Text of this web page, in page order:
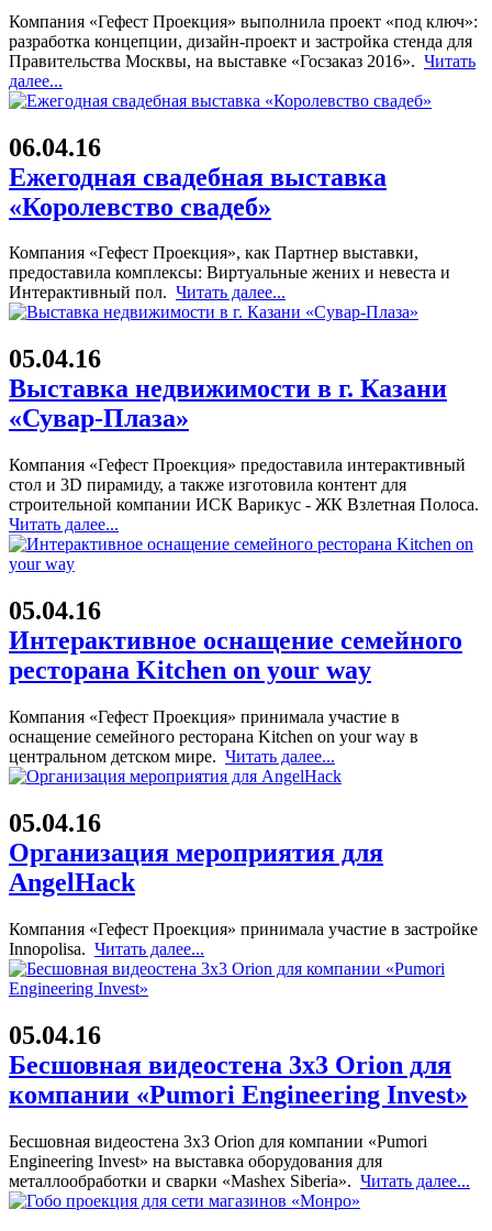
Компания «Гефест Проекция» выполнила проект «под ключ»:
разработка концепции, дизайн-проект и застройка стенда для
Правительства Москвы, на выставке «Госзаказ 2016». Читать
далее...
06.04.16
Ежегодная свадебная выставка
«Королевство свадеб»
Компания «Гефест Проекция», как Партнер выставки,
предоставила комплексы: Виртуальные жених и невеста и
Интерактивный пол. Читать далее...
05.04.16
Выставка недвижимости в г. Казани
«Сувар-Плаза»
Компания «Гефест Проекция» предоставила интерактивный
стол и 3D пирамиду, а также изготовила контент для
строительной компании ИСК Варикус - ЖК Взлетная Полоса.
Читать далее...
05.04.16
Интерактивное оснащение семейного
ресторана Kitchen on your way
Компания «Гефест Проекция» принимала участие в
оснащение семейного ресторана Kitchen on your way в
центральном детском мире. Читать далее...
05.04.16
Организация мероприятия для
AngelHack
Компания «Гефест Проекция» принимала участие в застройке
Innopolisa. Читать далее...
05.04.16
Бесшовная видеостена 3x3 Orion для
компании «Pumori Engineering Invest»
Бесшовная видеостена 3x3 Orion для компании «Pumori
Engineering Invest» на выставка оборудования для
металлообработки и сварки «Mashex Siberia». Читать далее...